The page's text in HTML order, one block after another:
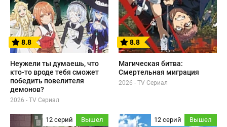
8.8
Неужели ты думаешь, что
кто-то вроде тебя сможет
победить повелителя
демонов?
2026 - TV Сериал
8.8
Магическая битва:
Смертельная миграция
2026 - TV Сериал
12 серий Вышел 12 серий Вышел